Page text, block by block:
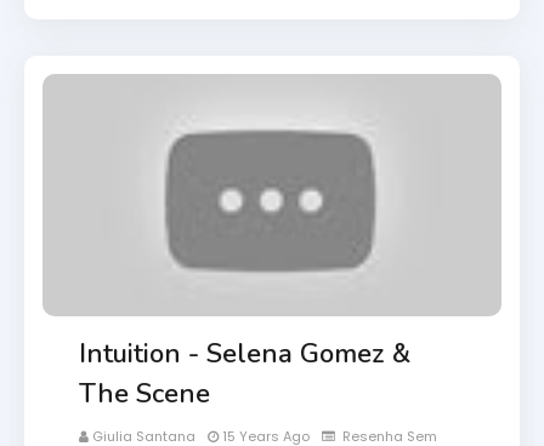
Intuition - Selena Gomez &
The Scene
Giulia Santana 15 Years Ago Resenha Sem